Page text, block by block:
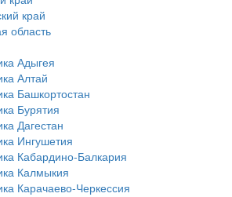
край
область
Адыгея
Алтай
Башкортостан
Бурятия
Дагестан
Ингушетия
Кабардино-Балкария
Калмыкия
Карачаево-Черкессия